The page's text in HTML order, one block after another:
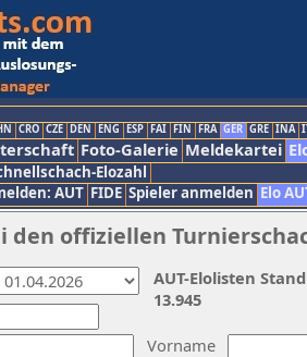
CRO CZE DEN ENG ESP FAI FIN FRA GER GRE INA
Foto-Galerie Meldekartei
Elozahl
AUT FIDE Spieler anmelden Elo
offiziellen
Vorname
AUT-Elolisten
13.945